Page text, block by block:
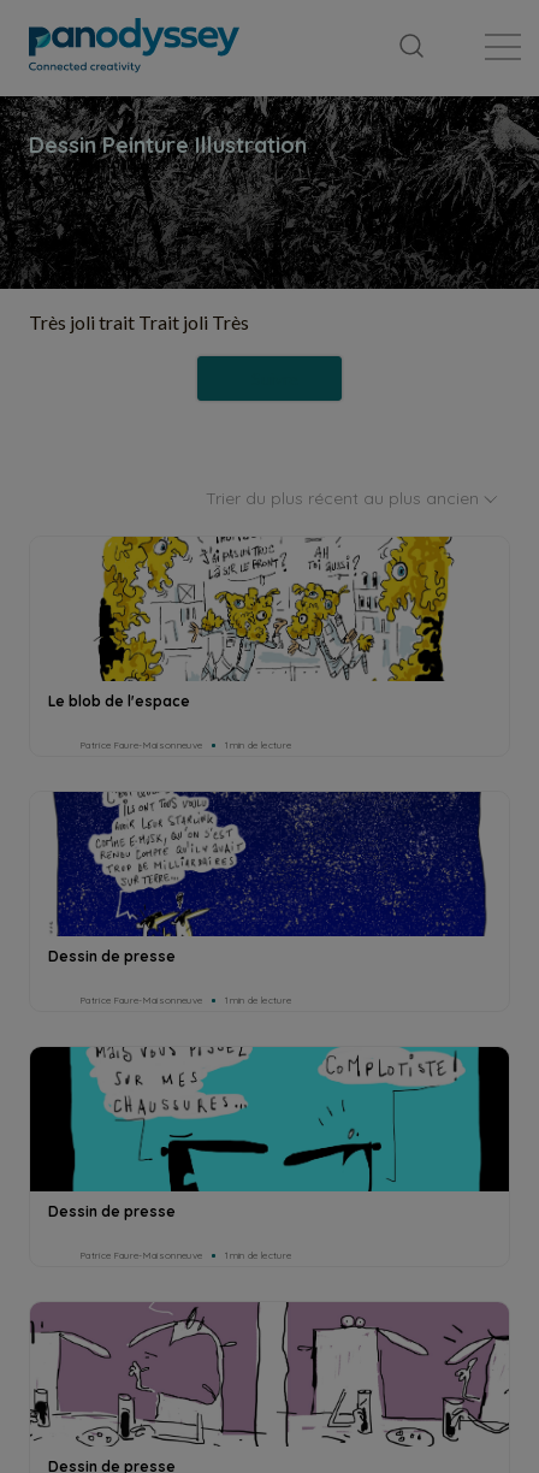
Très joli trait Trait joli Très
Trier du plus récent au plus ancien
Le blob de l'espace
Patrice Faure-Maisonneuve 1min de lecture
Dessin de presse
Patrice Faure-Maisonneuve 1min de lecture
Dessin de presse
Patrice Faure-Maisonneuve 1min de lecture
Dessin de presse